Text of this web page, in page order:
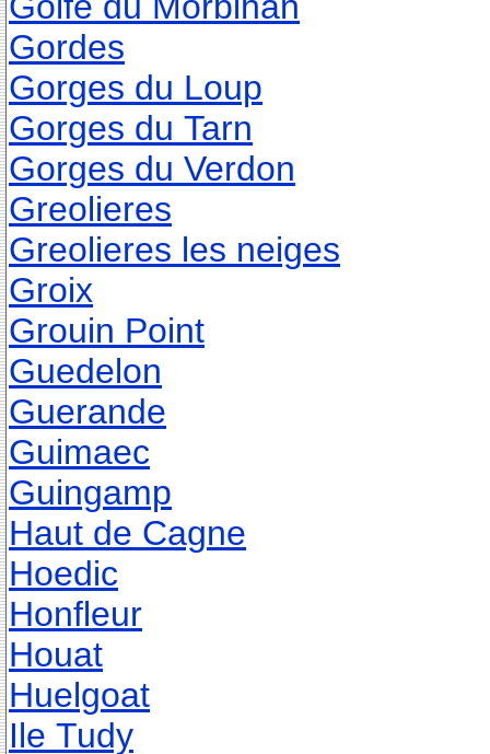
Gordes
Gorges du Loup
Gorges du Tarn
Gorges du Verdon
Greolieres
Greolieres les neiges
Groix
Grouin Point
Guedelon
Guerande
Guimaec
Guingamp
Haut de Cagne
Hoedic
Honfleur
Houat
Huelgoat
Ile Tudy